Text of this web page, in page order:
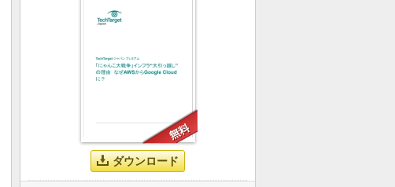
ダウンロード